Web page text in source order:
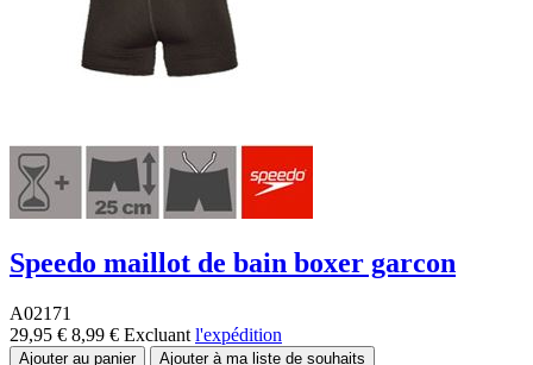
Speedo maillot de bain boxer garcon
A02171
29,95 € 8,99 € Excluant l'expédition